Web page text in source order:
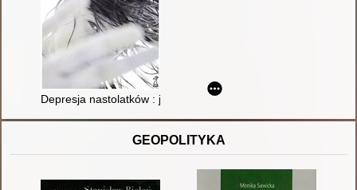
Depresja nastolatków : jak ją rozpoznać, zrozumieć i pokonać
GEOPOLITYKA